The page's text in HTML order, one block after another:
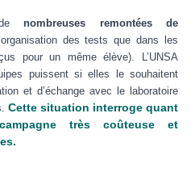
denombreuses remontées de
des tests que dans les
pour un même élève). L’UNSA
puissent si elles le souhaitent
et d’échange avec le laboratoire
Cette situation interroge quant
très coûteuse et